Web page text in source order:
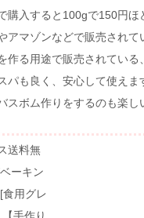
購入すると100gで150円ほ
アマゾンなどで販売されて
作る用途で販売されている
パも良く、安心して使えま
スボム作りをするのも楽し
送料無
ーキン
用グレ